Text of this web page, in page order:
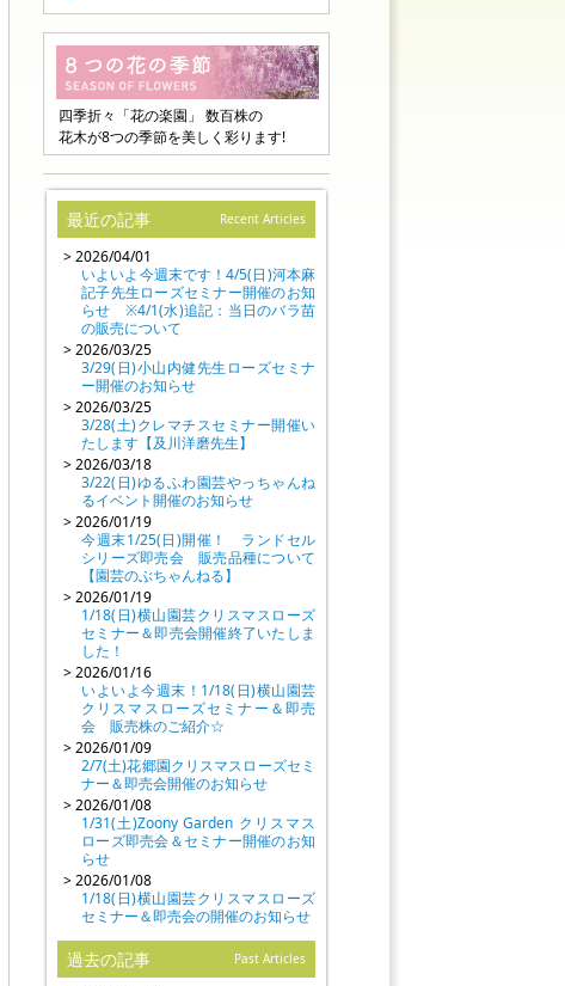
四季折々「花の楽園」 数百株の
花木が8つの季節を美しく彩ります!
Recent Articles
最近の記事
> 2026/04/01
いよいよ今週末です！4/5(日)河本麻
記子先生ローズセミナー開催のお知
らせ ※4/1(水)追記：当日のバラ苗
の販売について
> 2026/03/25
3/29(日)小山内健先生ローズセミナ
ー開催のお知らせ
> 2026/03/25
3/28(土)クレマチスセミナー開催い
たします【及川洋磨先生】
> 2026/03/18
3/22(日)ゆるふわ園芸やっちゃんね
るイベント開催のお知らせ
> 2026/01/19
今週末1/25(日)開催！ ランドセル
シリーズ即売会 販売品種について
【園芸のぶちゃんねる】
> 2026/01/19
1/18(日)横山園芸クリスマスローズ
セミナー＆即売会開催終了いたしま
した！
> 2026/01/16
いよいよ今週末！1/18(日)横山園芸
クリスマスローズセミナー＆即売
会 販売株のご紹介☆
> 2026/01/09
2/7(土)花郷園クリスマスローズセミ
ナー＆即売会開催のお知らせ
> 2026/01/08
1/31(土)Zoony Garden クリスマス
ローズ即売会＆セミナー開催のお知
らせ
> 2026/01/08
1/18(日)横山園芸クリスマスローズ
セミナー＆即売会の開催のお知らせ
Past Articles
過去の記事